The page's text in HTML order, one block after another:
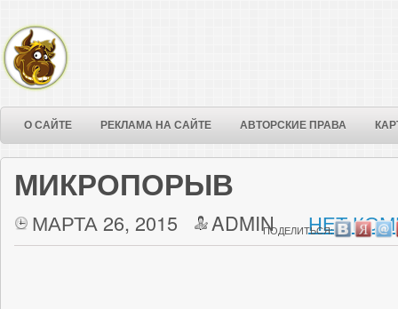
О САЙТЕ РЕКЛАМА НА САЙТЕ АВТОРСКИЕ ПРАВА
МИКРОПОРЫВ
МАРТА 26, 2015 ADMIN НЕТ
ПОДЕЛИТЬСЯ: